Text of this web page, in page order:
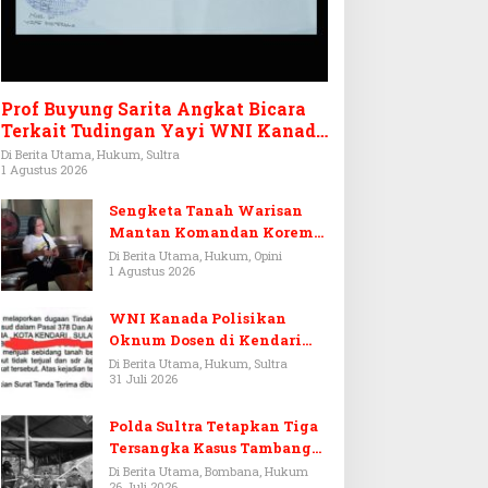
Prof Buyung Sarita Angkat Bicara
Terkait Tudingan Yayi WNI Kanada
Ditagih Utang Rp3,6 Miliar
Di Berita Utama, Hukum, Sultra
1 Agustus 2026
Sengketa Tanah Warisan
Mantan Komandan Korem
143/HO, Ketika Warisan
Menjadi Arena Pemerasan
Di Berita Utama, Hukum, Opini
1 Agustus 2026
WNI Kanada Polisikan
Oknum Dosen di Kendari
Terkait Aset Puluhan Miliar
Di Berita Utama, Hukum, Sultra
31 Juli 2026
Polda Sultra Tetapkan Tiga
Tersangka Kasus Tambang
Emas Ilegal di Bombana
Di Berita Utama, Bombana, Hukum